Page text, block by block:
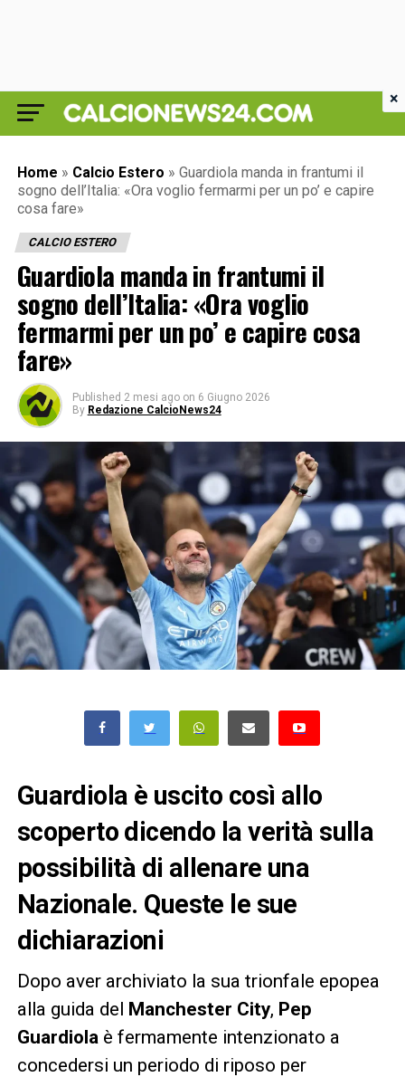
Home » Calcio Estero » Guardiola manda in frantumi il
sogno dell’Italia: «Ora voglio fermarmi per un po’ e capire
cosa fare»
CALCIO ESTERO
Guardiola manda in frantumi il
sogno dell’Italia: «Ora voglio
fermarmi per un po’ e capire cosa
fare»
Published 2 mesi ago on 6 Giugno 2026
By Redazione CalcioNews24
Guardiola è uscito così allo
scoperto dicendo la verità sulla
possibilità di allenare una
Nazionale. Queste le sue
dichiarazioni
Dopo aver archiviato la sua trionfale epopea
alla guida del Manchester City, Pep
Guardiola è fermamente intenzionato a
concedersi un periodo di riposo per
×